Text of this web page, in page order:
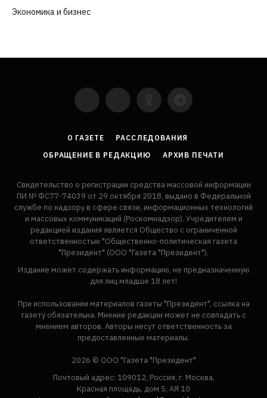
Экономика и бизнес
YouTubeVKontakte
LinkedInFlickr
О ГАЗЕТЕ
РАССЛЕДОВАНИЯ
ОБРАЩЕНИЕ В РЕДАКЦИЮ
АРХИВ ПЕЧАТИ
Свидетельство о регистрации средства массовой информации
ПИ № ФС77-74039 от 29 октября 2018, выдано в Федеральной
службе по надзору в сфере связи, информационных технологий
и массовых коммуникаций (Роскомнадзор). Учредителем и
редакцией издания является Общество с ограниченной
ответственностью "Общественно-политическая газета
"Президент" (ООО "Газета "Президент").
Издание может содержать информацию, не предназначенную
для лиц младше 18 лет!
При использовании материалов газеты "Президент", ссылка на
газету обязательна. Мнение редакции может не совпадать с
мнением авторов. Авторы несут ответственность за
предоставленные материалы.
2026 © ООО "Газета "Президент"
Почтовый адрес: 109012, Россия, г. Москва,
Красная площадь, дом 5, АЯ 10